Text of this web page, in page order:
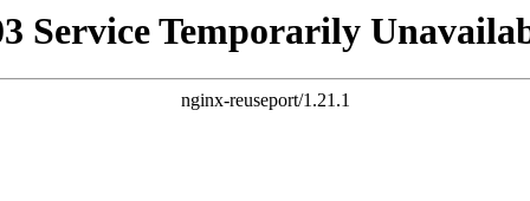
Service Temporarily
nginx-reuseport/1.21.1